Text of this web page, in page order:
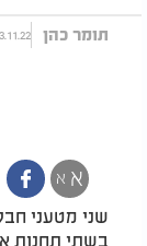
תומר כהן 23.11.22 כ"ט חשון
א א
שני מטעני